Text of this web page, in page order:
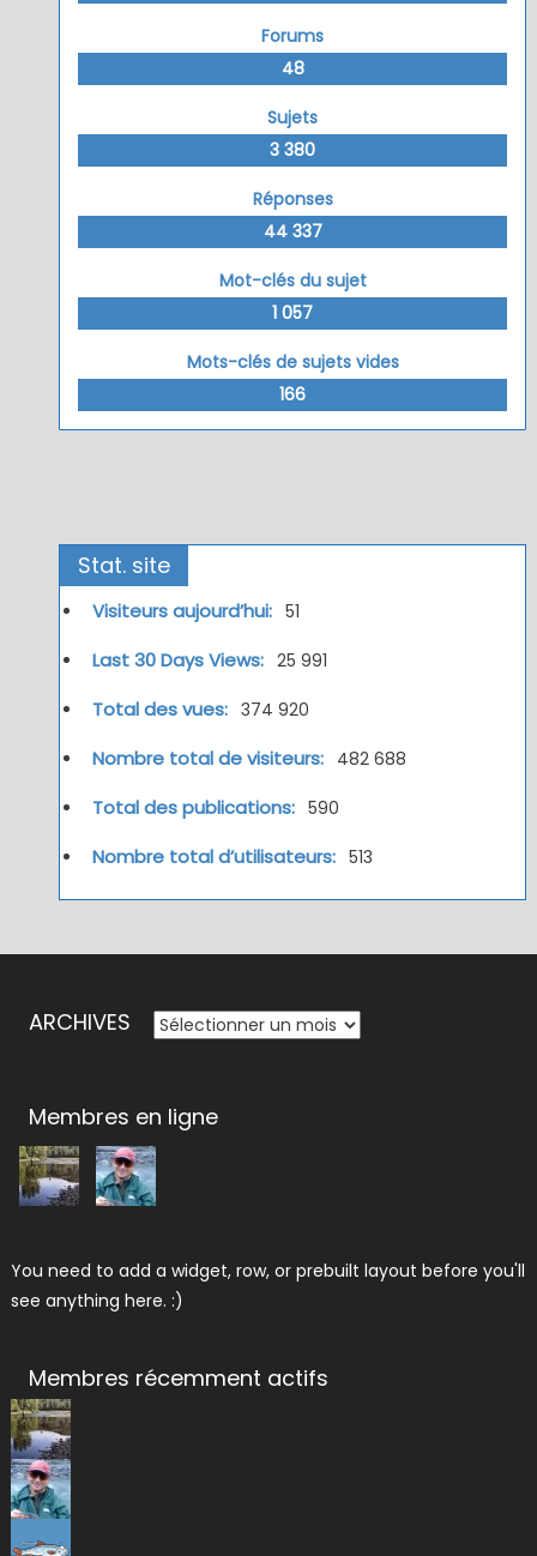
Forums
48
Sujets
3 380
Réponses
44 337
Mot-clés du sujet
1 057
Mots-clés de sujets vides
166
Stat. site
Visiteurs aujourd’hui: 51
Last 30 Days Views: 25 991
Total des vues: 374 920
Nombre total de visiteurs: 482 688
Total des publications: 590
Nombre total d’utilisateurs: 513
ARCHIVES ARCHIVES
Membres en ligne
You need to add a widget, row, or prebuilt layout before you'll
see anything here. :)
Membres récemment actifs